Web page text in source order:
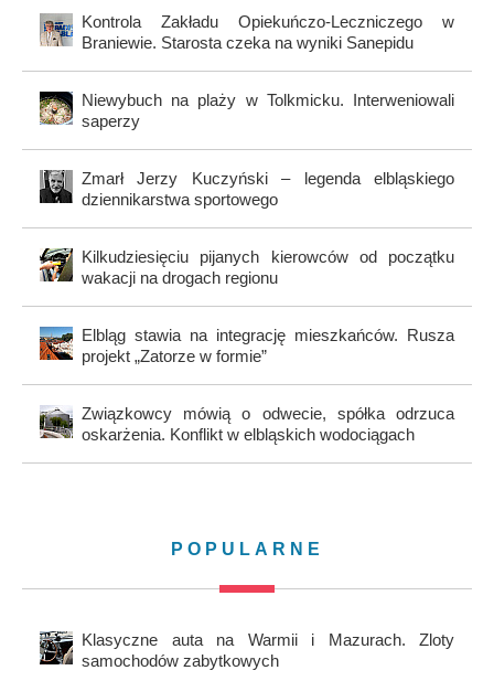
Kontrola Zakładu Opiekuńczo-Leczniczego w
Braniewie. Starosta czeka na wyniki Sanepidu
Niewybuch na plaży w Tolkmicku. Interweniowali
saperzy
Zmarł Jerzy Kuczyński – legenda elbląskiego
dziennikarstwa sportowego
Kilkudziesięciu pijanych kierowców od początku
wakacji na drogach regionu
Elbląg stawia na integrację mieszkańców. Rusza
projekt „Zatorze w formie”
Związkowcy mówią o odwecie, spółka odrzuca
oskarżenia. Konflikt w elbląskich wodociągach
POPULARNE
Klasyczne auta na Warmii i Mazurach. Zloty
samochodów zabytkowych